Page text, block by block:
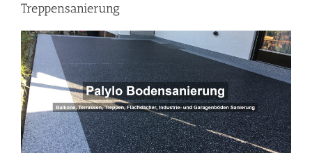
Treppensanierung